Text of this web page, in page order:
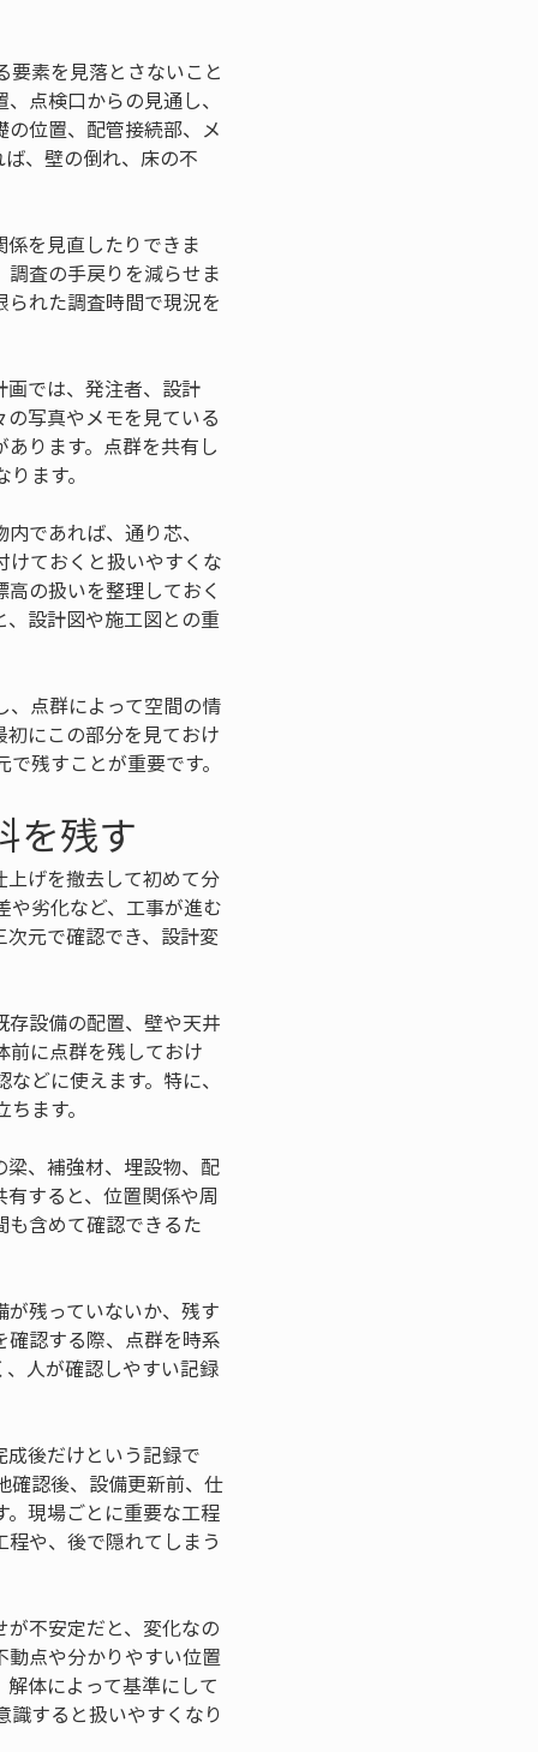
素を見落とさないこと
点検口からの見通し、
位置、配管接続部、メ
、壁の倒れ、床の不
を見直したりできま
査の手戻りを減らせま
れた調査時間で現況を
では、発注者、設計
写真やメモを見ている
ります。点群を共有し
ます。
であれば、通り芯、
けておくと扱いやすくな
の扱いを整理しておく
設計図や施工図との重
、点群によって空間の情
にこの部分を見ておけ
残すことが重要です。
を残す
げを撤去して初めて分
や劣化など、工事が進む
元で確認でき、設計変
設備の配置、壁や天井
前に点群を残しておけ
どに使えます。特に、
ます。
、補強材、埋設物、配
すると、位置関係や周
含めて確認できるた
残っていないか、残す
認する際、点群を時系
人が確認しやすい記録
後だけという記録で
確認後、設備更新前、仕
現場ごとに重要な工程
や、後で隠れてしまう
不安定だと、変化なの
点や分かりやすい位置
体によって基準にして
すると扱いやすくなり